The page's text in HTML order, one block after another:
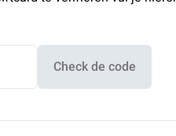
Check de code